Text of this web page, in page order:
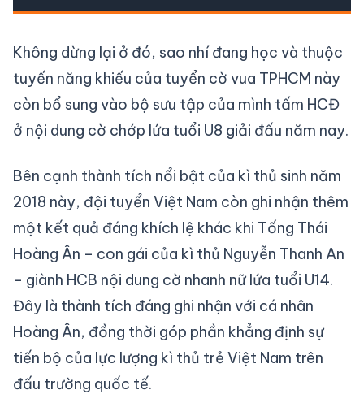
Không dừng lại ở đó, sao nhí đang học và thuộc
tuyến năng khiếu của tuyển cờ vua TPHCM này
còn bổ sung vào bộ sưu tập của mình tấm HCĐ
ở nội dung cờ chớp lứa tuổi U8 giải đấu năm nay.
Bên cạnh thành tích nổi bật của kì thủ sinh năm
2018 này, đội tuyển Việt Nam còn ghi nhận thêm
một kết quả đáng khích lệ khác khi Tống Thái
Hoàng Ân – con gái của kì thủ Nguyễn Thanh An
– giành HCB nội dung cờ nhanh nữ lứa tuổi U14.
Đây là thành tích đáng ghi nhận với cá nhân
Hoàng Ân, đồng thời góp phần khẳng định sự
tiến bộ của lực lượng kì thủ trẻ Việt Nam trên
đấu trường quốc tế.